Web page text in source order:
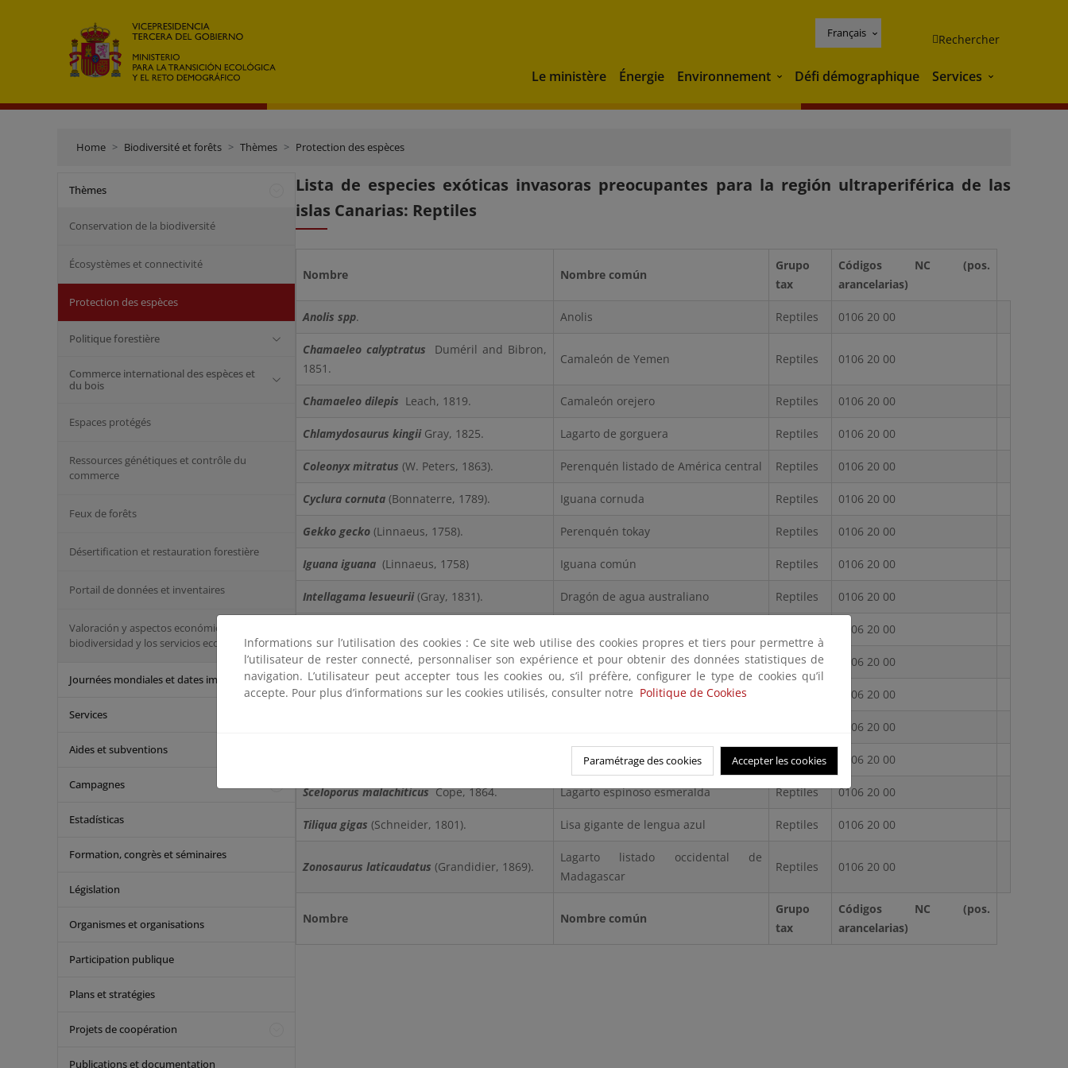
Français Rechercher
Le ministère Énergie Environnement Environnement
Défi démographique Services Services
Home Biodiversité et forêts Thèmes Protection des espèces
Thèmes
Conservation de la biodiversité
Écosystèmes et connectivité
Protection des espèces
Politique forestière
Commerce international des espèces et
du bois
Espaces protégés
Ressources génétiques et contrôle du
commerce
Feux de forêts
Désertification et restauration forestière
Portail de données et inventaires
Valoración y aspectos económicos de la
biodiversidad y los servicios ecosistémicos
Journées mondiales et dates importantes
Services
Aides et subventions
Campagnes
Estadísticas
Formation, congrès et séminaires
Législation
Organismes et organisations
Participation publique
Plans et stratégies
Projets de coopération
Publications et documentation
Lista de especies exóticas invasoras preocupantes para la región ultraperiférica de las
islas Canarias: Reptiles
Nombre Nombre común
Grupo
tax
Códigos NC (pos.
arancelarias)
Anolis spp. Anolis Reptiles 0106 20 00
Chamaeleo calyptratus Duméril and Bibron,
1851.
Camaleón de Yemen Reptiles 0106 20 00
Chamaeleo dilepis Leach, 1819. Camaleón orejero Reptiles 0106 20 00
Chlamydosaurus kingiiGray, 1825. Lagarto de gorguera Reptiles 0106 20 00
Coleonyx mitratus (W. Peters, 1863). Perenquén listado de América central Reptiles 0106 20 00
Cyclura cornuta (Bonnaterre, 1789). Iguana cornuda Reptiles 0106 20 00
Gekko gecko (Linnaeus, 1758). Perenquén tokay Reptiles 0106 20 00
Iguana iguana (Linnaeus, 1758) Iguana común Reptiles 0106 20 00
Intellagama lesueurii(Gray, 1831). Dragón de agua australiano Reptiles 0106 20 00
0106 20 00
Physignathus cocincinusCuvier, 1829. Dragón de agua chino Reptiles 0106 20 00
Rieppeleon brevicaudatus(Matschie, 1892). Camaleón de cola corta 0106 20 00
0106 20 00
Lagarto espinoso de Yarow Reptiles 0106 20 00
Sceloporus malachiticusCope, 1864. Lagarto espinoso esmeralda Reptiles 0106 20 00
Tiliqua gigas (Schneider, 1801). Lisa gigante de lengua azul Reptiles 0106 20 00
Zonosaurus laticaudatus (Grandidier, 1869).
Lagarto listado occidental de
Madagascar
Reptiles 0106 20 00
Nombre Nombre común
Grupo
tax
Códigos NC (pos.
arancelarias)
Informations sur l’utilisation des cookies : Ce site web utilise des cookies propres et tiers pour permettre à
l’utilisateur de rester connecté, personnaliser son expérience et pour obtenir des données statistiques de
navigation. L’utilisateur peut accepter tous les cookies ou, s’il préfère, configurer le type de cookies qu’il
accepte. Pour plus d’informations sur les cookies utilisés, consulter notre Politique de Cookies
Paramétrage des cookies Accepter les cookies